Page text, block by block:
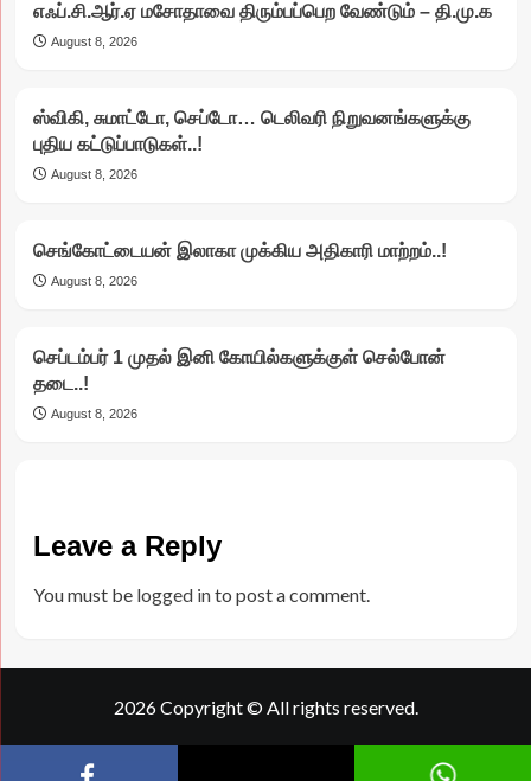
எஃப்.சி.ஆர்.ஏ மசோதாவை திரும்பப்பெற வேண்டும் – தி.மு.க
August 8, 2026
ஸ்விகி, சுமாட்டோ, செப்டோ… டெலிவரி நிறுவனங்களுக்கு
புதிய கட்டுப்பாடுகள்..!
August 8, 2026
செங்கோட்டையன் இலாகா முக்கிய அதிகாரி மாற்றம்..!
August 8, 2026
செப்டம்பர் 1 முதல் இனி கோயில்களுக்குள் செல்போன்
தடை..!
August 8, 2026
Leave a Reply
You must be logged into post a comment.
2026 Copyright © All rights reserved.